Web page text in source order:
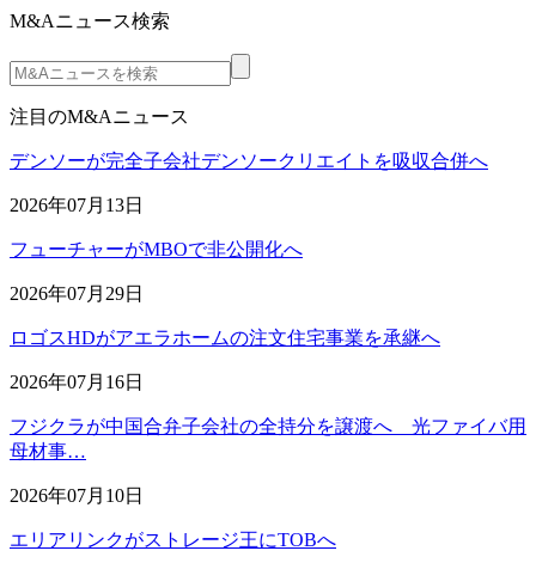
M&Aニュース検索
注目のM&Aニュース
デンソーが完全子会社デンソークリエイトを吸収合併へ
2026年07月13日
フューチャーがMBOで非公開化へ
2026年07月29日
ロゴスHDがアエラホームの注文住宅事業を承継へ
2026年07月16日
フジクラが中国合弁子会社の全持分を譲渡へ 光ファイバ用
母材事…
2026年07月10日
エリアリンクがストレージ王にTOBへ